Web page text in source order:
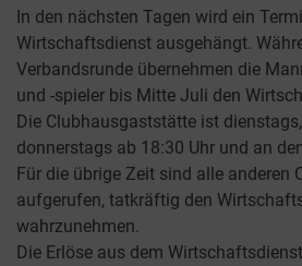
In den nächsten Tagen wird ein
Wirtschaftsdienst ausgehängt.
Verbandsrunde übernehmen die
und -spieler bis Mitte Juli den
Die Clubhausgaststätte ist
donnerstags ab 18:30 Uhr und an
Für die übrige Zeit sind alle anderen
aufgerufen, tatkräftig den
wahrzunehmen.
Die Erlöse aus dem